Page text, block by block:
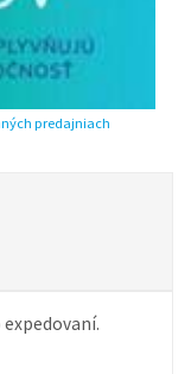
predajniach